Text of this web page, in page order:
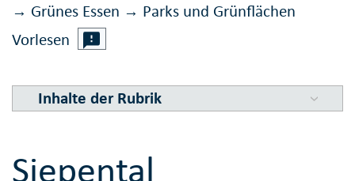
→ Grünes Essen → Parks und Grünflächen
Vorlesen
Inhalte der Rubrik
Siepental